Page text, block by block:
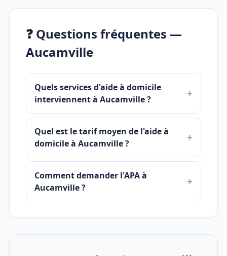
❓ Questions fréquentes —
Aucamville
Quels services d'aide à domicile
interviennent à Aucamville ?
Quel est le tarif moyen de l'aide à
domicile à Aucamville ?
Comment demander l'APA à
Aucamville ?